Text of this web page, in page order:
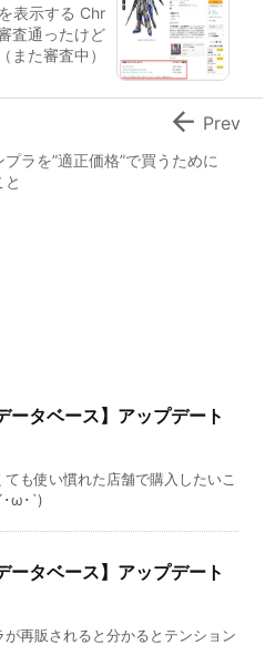
表示する Chr
査通ったけど
また審査中）
ラを”適正価格”で買うために
と
 Prev
ータベース】アップデート
ても使い慣れた店舗で購入したいこ
･ω･`)
ータベース】アップデート
が再販されると分かるとテンション